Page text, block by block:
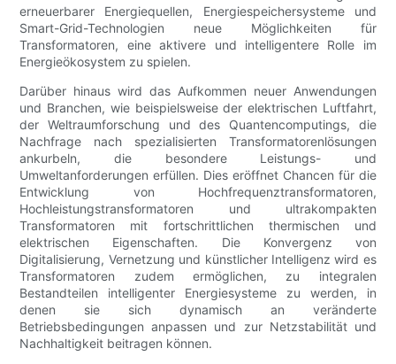
erneuerbarer Energiequellen, Energiespeichersysteme und
Smart-Grid-Technologien neue Möglichkeiten für
Transformatoren, eine aktivere und intelligentere Rolle im
Energieökosystem zu spielen.
Darüber hinaus wird das Aufkommen neuer Anwendungen
und Branchen, wie beispielsweise der elektrischen Luftfahrt,
der Weltraumforschung und des Quantencomputings, die
Nachfrage nach spezialisierten Transformatorenlösungen
ankurbeln, die besondere Leistungs- und
Umweltanforderungen erfüllen. Dies eröffnet Chancen für die
Entwicklung von Hochfrequenztransformatoren,
Hochleistungstransformatoren und ultrakompakten
Transformatoren mit fortschrittlichen thermischen und
elektrischen Eigenschaften. Die Konvergenz von
Digitalisierung, Vernetzung und künstlicher Intelligenz wird es
Transformatoren zudem ermöglichen, zu integralen
Bestandteilen intelligenter Energiesysteme zu werden, in
denen sie sich dynamisch an veränderte
Betriebsbedingungen anpassen und zur Netzstabilität und
Nachhaltigkeit beitragen können.